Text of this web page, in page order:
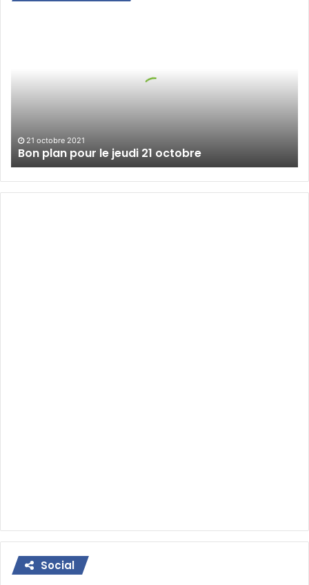
21 octobre 2021
Bon plan pour le jeudi 21 octobre
Social